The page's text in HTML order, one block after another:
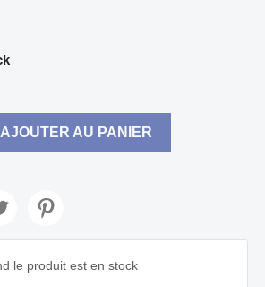
AJOUTER AU PANIER
le produit est en stock